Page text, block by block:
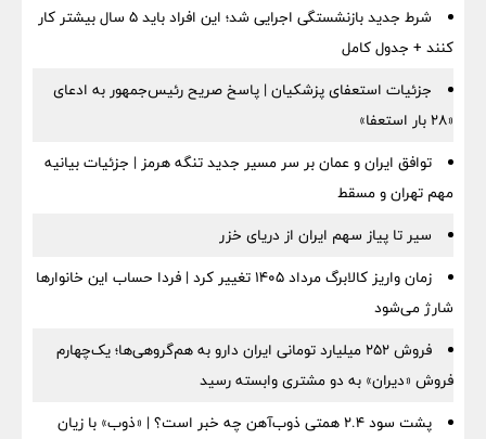
شرط جدید بازنشستگی اجرایی شد؛ این افراد باید ۵ سال بیشتر کار
کنند + جدول کامل
جزئیات استعفای پزشکیان | پاسخ صریح رئیس‌جمهور به ادعای
«۲۸ بار استعفا»
توافق ایران و عمان بر سر مسیر جدید تنگه هرمز | جزئیات بیانیه
مهم تهران و مسقط
سیر تا پیاز سهم ایران از دریای خزر
زمان واریز کالابرگ مرداد ۱۴۰۵ تغییر کرد | فردا حساب این خانوارها
شارژ می‌شود
فروش ۲۵۲ میلیارد تومانی ایران دارو به هم‌گروهی‌ها؛ یک‌چهارم
فروش «دیران» به دو مشتری وابسته رسید
پشت سود ۲.۴ همتی ذوب‌آهن چه خبر است؟ | «ذوب» با زیان